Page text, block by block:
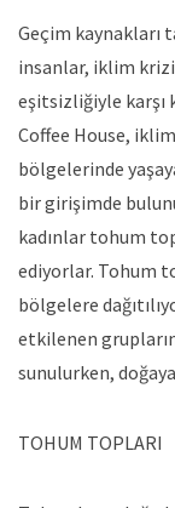
Geçim kaynakları
insanlar, iklim
eşitsizliğiyle karşı
Coffee House,
bölgelerinde
bir girişimde
kadınlar tohum
ediyorlar. Tohum
bölgelere
etkilenen
sunulurken,
TOHUM TOPLARI